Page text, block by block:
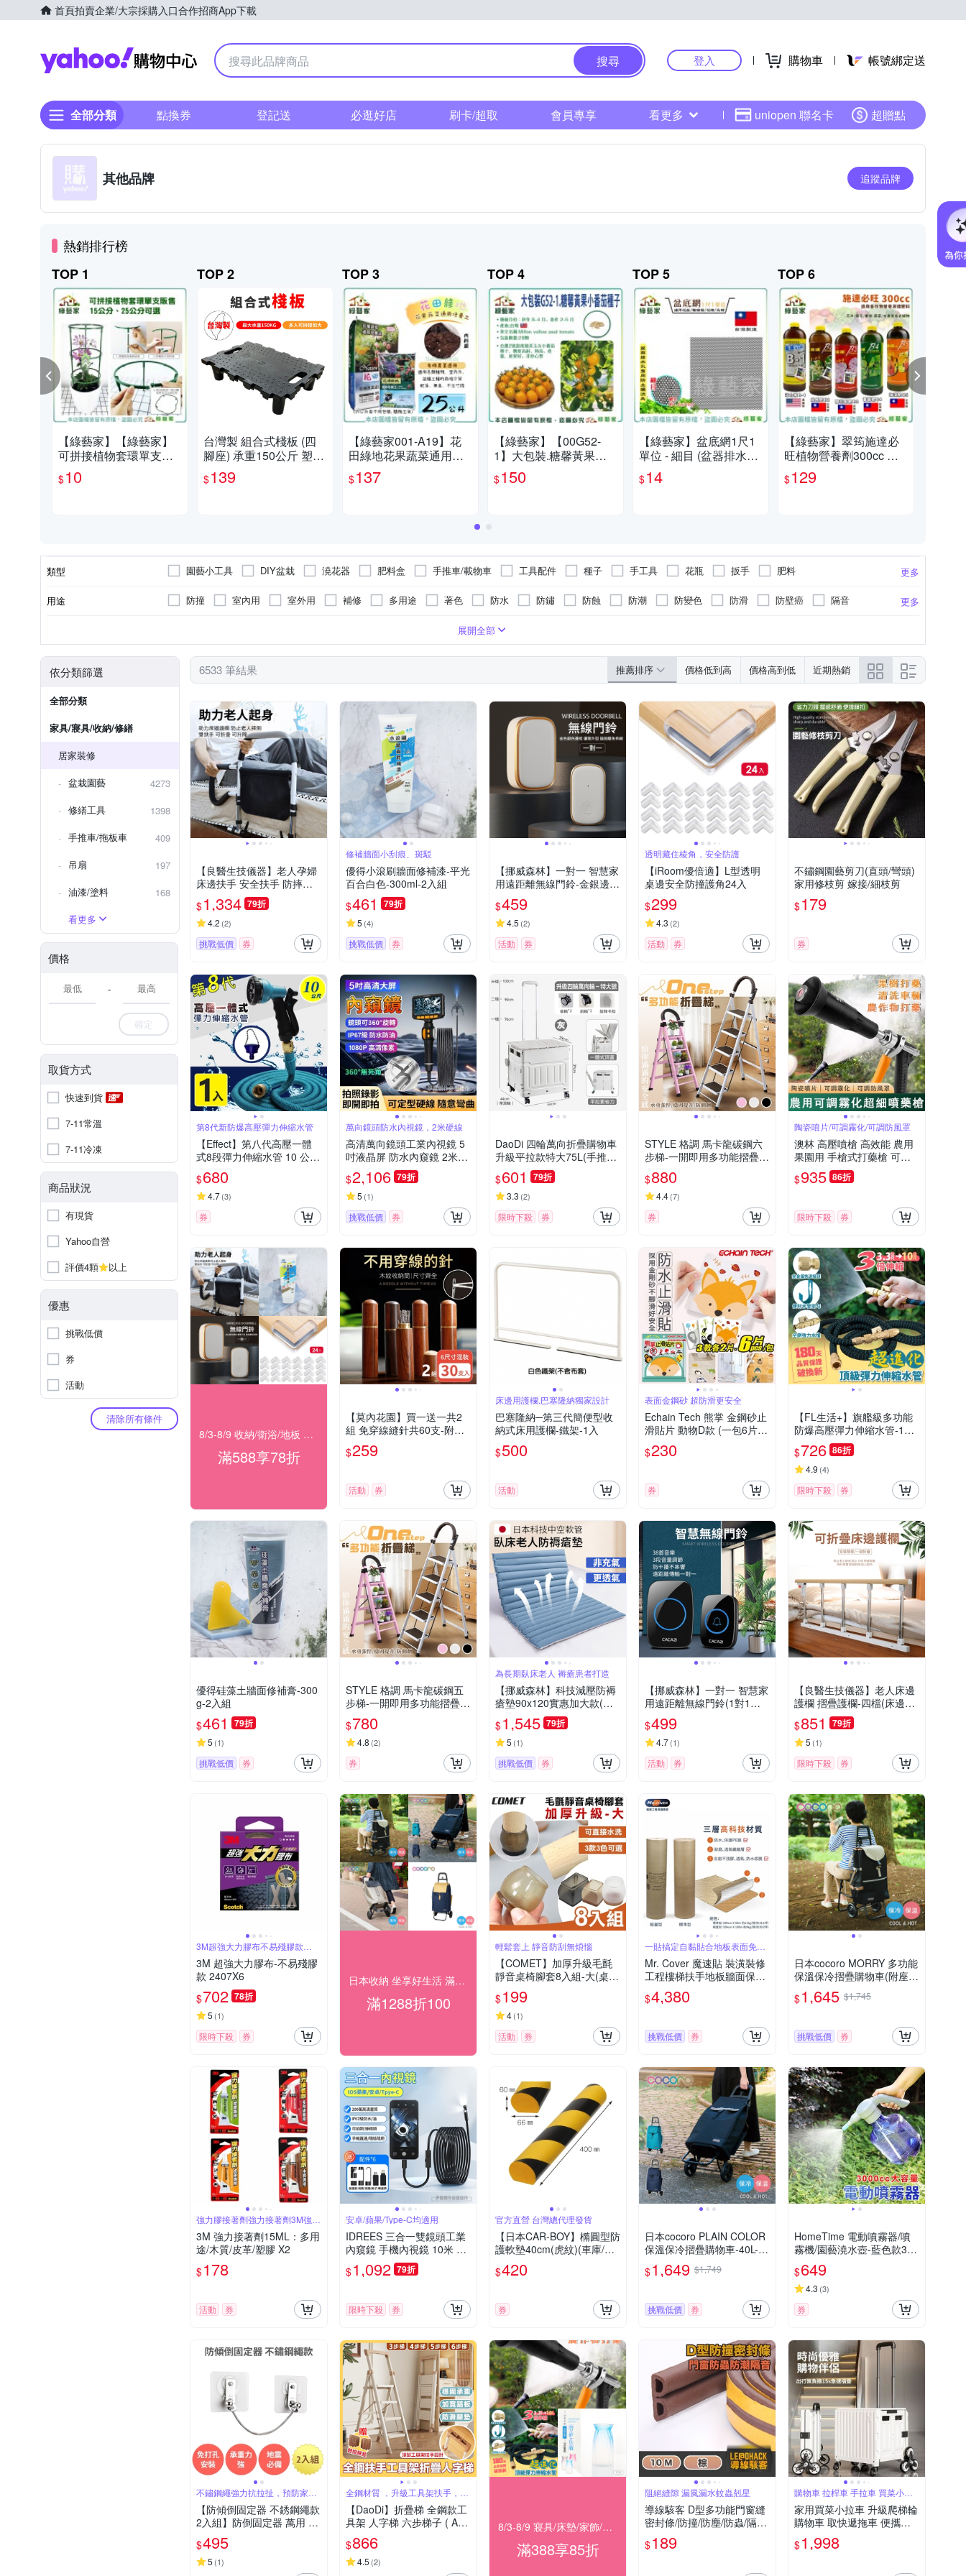
首頁拍賣企業/大宗採購入口合作招商App下載
Yahoo購物中心
搜尋 登入 購物車 帳號綁定送
全部分類 點換券 登記送 必逛好店 刷卡/超取 會員專享 看更多 uniopen 聯名卡 超贈點
其他品牌 追蹤品牌
熱銷排行榜
TOP 1
【綠藝家】【綠藝家】
可拼接植物套環單支販
售15公分、25公分可選
(購買3支可組成圓形、4
$10
TOP 2
台灣製 組合式棧板 (四
腳座) 承重150公斤 塑膠
棧板 可無限拼接
$139
TOP 3
【綠藝家001-A19】花
田綠地花果蔬菜通用培
養土25公升-有機農業適
用泥炭土
$137
TOP 4
【綠藝家】【00G52-
1】大包裝.糖馨黃果小
番茄種子28顆 台農2號
甜度媲美 玉女 小番茄種
$150
TOP 5
【綠藝家】盆底網1尺1
單位 - 細目 (盆器排水孔
專用防土壤流失)適用花
盆.種植箱
$14
TOP 6
【綠藝家】翠筠施達必
旺植物營養劑300cc 活
力素B-1 成長肥B2 開花
用肥B3 養葉肥B4 海藻
$129
類型 更多
園藝小工具 DIY盆栽 澆花器 肥料盒 手推車/載物車 工具配件 種子 手工具 花瓶 扳手
肥料
免登記植保資材(除蟲除菌藥劑)
花盆 保護止滑墊 工作梯 菜籃車 栽培土壤/介質 花台 噴漆 造景擺飾品
膠帶
矽利康
塗料 爬行墊/遊戲墊 防水塗漆 接著劑 巧拼墊 修補膠帶 裝飾璧毯 砂磨機 玄關/門墊
園藝手套
雙面膠帶
DIY紗窗網
用途 更多
防撞 室內用 室外用 補修 多用途 著色 防水 防鏽 防蝕 防潮 防變色 防滑 防壁癌
隔音
陶瓷/瓷磚專用
陶土
冷氣防塵套
可黏貼；但商品不含背膠
兩片式 七片式以上
展開全部
依分類篩選
全部分類
家具/寢具/收納/修繕
居家裝修
盆栽園藝
4273
修繕工具
1398
手推車/拖板車
409
吊扇
197
油漆/塗料
168
看更多
價格
-
確定
取貨方式
快速到貨
7-11常溫
7-11冷凍
商品狀況
有現貨
Yahoo自營
評價4顆
以上
優惠
挑戰低價
券
活動
清除所有條件
6533 筆結果 推薦排序 價格低到高 價格高到低 近期熱銷
【良醫生技儀器】老人孕婦
床邊扶手 安全扶手 防摔床
邊護欄 CE認證美國FDA認
可註冊(加寬穩固雙扶手款)
$1,334 79折
4.2 (2)
挑戰低價 券
修補牆面小刮痕、斑駁
優得小滾刷牆面修補漆-平光
百合白色-300ml-2入組
$461 79折
5 (4)
挑戰低價 券
【挪威森林】一對一 智慧家
用遠距離無線門鈴-金銀邊框
款(1對1無線電鈴)
$459
4.5 (2)
活動 券
透明藏住棱角，安全防護
【iRoom優倍適】L型透明
桌邊安全防撞護角24入
$299
4.3 (2)
活動 券
不鏽鋼園藝剪刀(直頭/彎頭)
家用修枝剪 嫁接/細枝剪
$179
券
第8代新防爆高壓彈力伸縮水管
【Effect】第八代高壓一體
式8段彈力伸縮水管 10 公尺
(水槍、水管、氣密式接頭)
$680
4.7(3)
券
萬向鏡頭防水內視鏡，2米硬線
高清萬向鏡頭工業內視鏡 5
吋液晶屏 防水內窺鏡 2米硬
線 1080p拍照錄影 管道維修
探頭
$2,106 79折
5 (1)
挑戰低價 券
DaoDi 四輪萬向折疊購物車
升級平拉款特大75L(手推車
買菜車 菜籃車 置物推車)
$601 79折
3.3 (2)
限時下殺 券
STYLE 格調 馬卡龍碳鋼六
步梯-一開即用多功能摺疊加
寬防滑踏板梯/A字梯/人字
梯/家用梯/工作梯/爬梯
$880
4.4(7)
券
陶瓷噴片/可調霧化/可調防風罩
澳林 高壓噴槍 高效能 農用
果園用 手槍式打藥槍 可調
霧化噴藥槍
$935 86折
限時下殺 券
8/3-8/9 收納/衛浴/地板 滿588享78折
滿588享78折
【莫內花園】買一送一共2
組 免穿線縫針共60支-附花
梨木收納筒(6種尺寸 穿線針
縫紉針 老花眼穿針神器)
$259
活動 券
床邊用護欄,巴塞隆納獨家設計
巴塞隆納─第三代簡便型收
納式床用護欄-鐵架-1入
$500
活動
表面金鋼砂 超防滑更安全
Echain Tech 熊掌 金鋼砂止
滑貼片 動物D款 (一包6片/1
2x12公分) 防滑貼片/浴室貼/
磁磚貼/防水止滑貼
$230
券
【FL生活+】旗艦級多功能
防爆高壓彈力伸縮水管-10
公尺(水管+掛勾+氣密式轉
接頭+銅噴頭)
$726 86折
4.9 (4)
限時下殺 券
優得硅藻土牆面修補膏-300
g-2入組
$461 79折
5 (1)
挑戰低價 券
STYLE 格調 馬卡龍碳鋼五
步梯-一開即用多功能摺疊加
寬防滑踏板梯/A字梯/人字
梯/家用梯/工作梯/爬梯
$780
4.8 (2)
券
為長期臥床老人 褥瘡患者打造
【挪威森林】科技減壓防褥
瘡墊90x120實惠加大款(非
充氣防褥瘡墊 可機洗水洗墊
安養臥床翻身墊)
$1,545 79折
5 (1)
挑戰低價 券
【挪威森林】一對一 智慧家
用遠距離無線門鈴(1對1無
線電鈴)
$499
4.7(1)
活動 券
【良醫生技儀器】老人床邊
護欄 摺疊護欄-四檔(床邊扶
手 床邊圍欄 防摔床欄 起床
助力器)
$851 79折
5 (1)
限時下殺 券
3M超強大力膠布不易殘膠款
2407X6
3M 超強大力膠布-不易殘膠
款 2407X6
$702 78折
5 (1)
限時下殺 券
日本收納 坐享好生活 滿額折100
滿1288折100
輕鬆套上 靜音防刮無煩惱
【COMET】加厚升級毛氈
靜音桌椅腳套8入組-大(桌腳
套 椅腳套 防刮腳套/TCLC-0
1)
$199
4(1)
活動 券
一貼搞定自黏貼合地板表面免受
刮擦、撞擊
Mr. Cover 魔速貼 裝潢裝修
工程樓梯扶手地板牆面保護
$4,380
挑戰低價 券
日本cocoro MORRY 多功能
保溫保冷摺疊購物車(附座
椅)-40L-多色可選
$1,645 $1,745
挑戰低價 券
強力膠接著劑強力接著劑3M強力
膠
3M 強力接著劑15ML：多用
途/木質/皮革/塑膠 X2
$178
活動 券
安卓/蘋果/Type-C均適用
IDREES 三合一雙鏡頭工業
內窺鏡 手機內視鏡 10米 5
米 管道內視鏡 高清 防水 手
機延伸鏡頭
$1,092 79折
限時下殺 券
官方直營 台灣總代理發貨
【日本CAR-BOY】橢圓型防
護軟墊40cm(虎紋)(車庫/停
車場/保護車門/吸收衝擊)
$420
券
日本cocoro PLAIN COLOR
保溫保冷摺疊購物車-40L-多
色可選
$1,649 $1,749
挑戰低價 券
HomeTime 電動噴霧器/噴
霧機/園藝澆水壺-藍色款3公
升 可裝酒精/次氯酸水/消毒
液 環境消毒殺菌 USB充電
$649
4.3 (3)
券
不鏽鋼繩強力抗拉扯，預防家具
傾倒
【防傾倒固定器 不銹鋼繩款
2入組】防倒固定器 萬用 電
視固定 家具防傾倒 防倒支
撐桿 櫃子固定 地震防倒 兒
童防護 居家安全 無痕免打
$495
5 (1)
全鋼材質 ，升級工具架扶手，穩
固承重
【DaoDi】折疊梯 全鋼款工
具架 人字梯 六步梯子 ( A字
梯 摺疊梯 工作梯)
$866
4.5 (2)
8/3-8/9 寢具/床墊/家飾/開運 滿388享85折
滿388享85折
阻絕縫隙 漏風漏水蚊蟲剋星
導線駭客 D型多功能門窗縫
密封條/防撞/防塵/防蟲/隔音
條 10M
$189
購物車 拉桿車 手拉車 買菜小拉
車
家用買菜小拉車 升級爬梯輪
購物車 取快遞拖車 便攜可
摺疊收納拉杆車 手拉車
$1,998